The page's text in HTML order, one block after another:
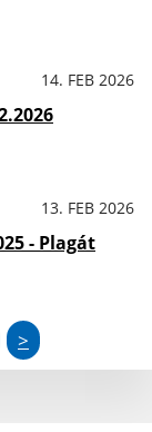
14. FEB 2026
13. FEB 2026
- Plagát
>